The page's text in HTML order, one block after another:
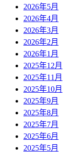
2026年5月
2026年4月
2026年3月
2026年2月
2026年1月
2025年12月
2025年11月
2025年10月
2025年9月
2025年8月
2025年7月
2025年6月
2025年5月